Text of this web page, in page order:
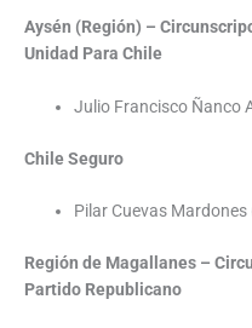
Aysén (Región) –
Unidad Para Chile
Julio Francisco Ñanco
Chile Seguro
Pilar Cuevas Mardones
Región de Magallanes –
Partido Republicano